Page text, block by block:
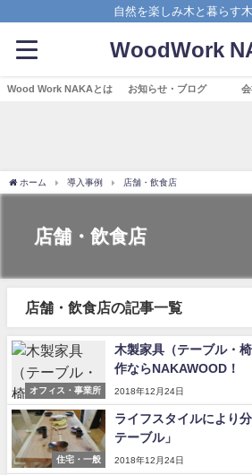
自然を楽しみ木と暮らす
WoodWork
Wood Work NAKAとは お知らせ・ブログ
ホーム 導入事例 店舗・飲食店
店舗・飲食店
店舗・飲食店の記事一覧
オフィス・事業所
木製家具（テーブル・
作ならNAKAWOOD！
2018年12月24日
住宅・一般
ライフスタイルにより
テーブル」
2018年12月24日